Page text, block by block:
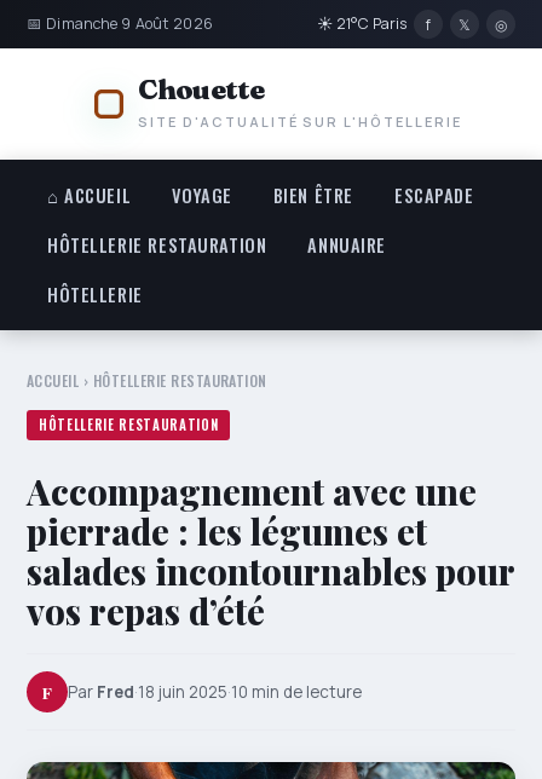
📅 Dimanche 9 Août 2026 ☀ 21°C Paris f 𝕏 ◎
Chouette
SITE D'ACTUALITÉ SUR L'HÔTELLERIE
⌂ ACCUEIL VOYAGE BIEN ÊTRE
ESCAPADE
HÔTELLERIE RESTAURATION
ANNUAIRE
HÔTELLERIE
ACCUEIL › HÔTELLERIE RESTAURATION
HÔTELLERIE RESTAURATION
Accompagnement avec une
pierrade : les légumes et
salades incontournables pour
vos repas d’été
F Par Fred·18 juin 2025·10 min de lecture